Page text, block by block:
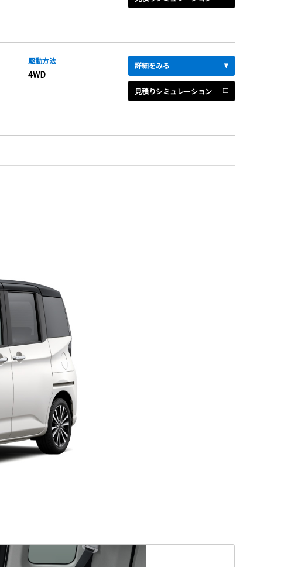
駆動方法
4WD
詳細をみる
見積りシミュレーション